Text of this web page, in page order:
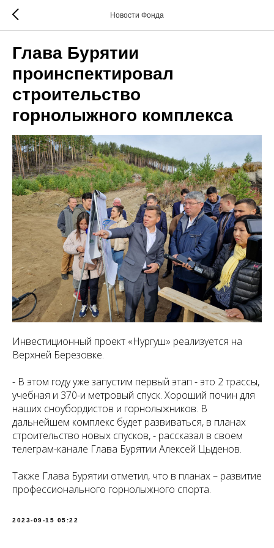
Новости Фонда
Глава Бурятии
проинспектировал
строительство
горнолыжного комплекса
Инвестиционный проект «Нургуш» реализуется на
Верхней Березовке.
- В этом году уже запустим первый этап - это 2 трассы,
учебная и 370-и метровый спуск. Хороший почин для
наших сноубордистов и горнолыжников. В
дальнейшем комплекс будет развиваться, в планах
строительство новых спусков, - рассказал в своем
телеграм-канале Глава Бурятии Алексей Цыденов.
Также Глава Бурятии отметил, что в планах – развитие
профессионального горнолыжного спорта.
2023-09-15 05:22